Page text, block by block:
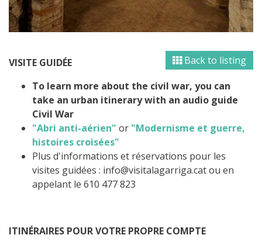
Back to listing
VISITE GUIDÉE
To learn more about the civil war, you can
take an urban itinerary with an audio guide
Civil War
"Abri anti-aérien" or "Modernisme et guerre,
histoires croisées"
Plus d'informations et réservations pour les
visites guidées : info@visitalagarriga.cat ou en
appelant le 610 477 823
ITINÉRAIRES POUR VOTRE PROPRE COMPTE